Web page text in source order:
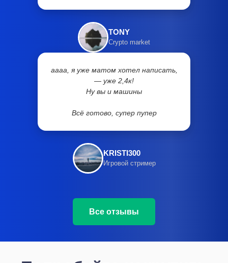
TONY
Crypto market
аааа, я уже матом хотел написать,
— уже 2,4к!
Ну вы и машины
Всё готово, супер пупер
KRISTI300
Игровой стример
Все отзывы